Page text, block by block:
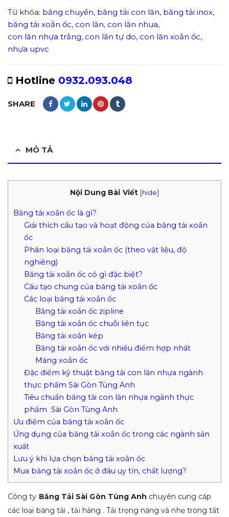
Từ khóa: băng chuyền, băng tải con lăn, băng tải inox,
băng tải xoắn ốc, con lăn, con lăn nhua,
con lăn nhựa trắng, con lăn tự do, con lăn xoắn ốc,
nhựa upvc
Hotline 0932.093.048
SHARE
MÔ TẢ
Nội Dung Bài Viết [hide]
Băng tải xoắn ốc là gì?
Giải thích cấu tạo và hoạt động của băng tải xoắn
ốc
Phân loại băng tải xoắn ốc (theo vật liệu, độ
nghiêng)
Băng tải xoắn ốc có gì đặc biệt?
Cấu tạo chung của băng tải xoắn ốc
Các loại băng tải xoắn ốc
Băng tải xoắn ốc zipline
Băng tải xoắn ốc chuỗi liên tục
Băng tải xoắn kép
Băng tải xoắn ốc với nhiều điểm hợp nhất
Máng xoắn ốc
Đặc điểm kỹ thuật băng tải con lăn nhựa ngành
thực phẩm Sài Gòn Tùng Anh
Tiêu chuẩn băng tải con lăn nhựa ngành thực
phẩm Sài Gòn Tùng Anh
Ưu điểm của băng tải xoắn ốc
Ứng dụng của băng tải xoắn ốc trong các ngành sản
xuất
Lưu ý khi lựa chọn băng tải xoắn ốc
Mua băng tải xoắn ốc ở đâu uy tín, chất lượng?
Công ty Băng Tải Sài Gòn Tùng Anh chuyên cung cấp
các loại băng tải , tải hàng . Tải trọng nặng và nhẹ trong tất